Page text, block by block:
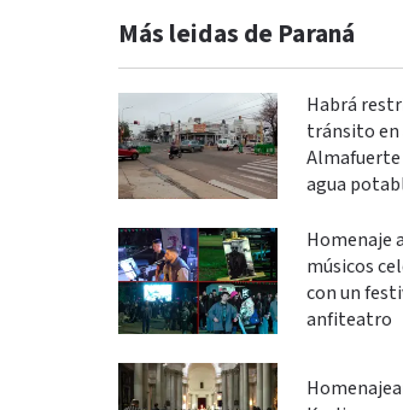
Más leidas de Paraná
Habrá
tránsito en
Almafuerte
agua
Homenaje
músicos
con un
anfiteatro